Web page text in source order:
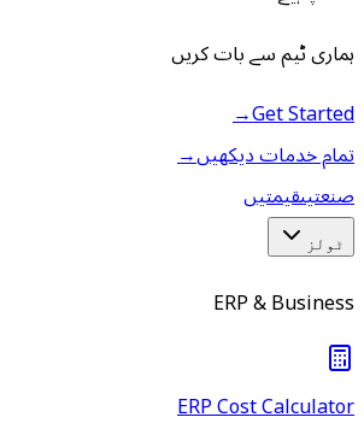
ہماری ٹیم سے بات کریں
Get Started
→
تمام خدمات دیکھیں→
صنعتیںقیمتیں
ٹولز
ERP & Business
ERP Cost Calculator